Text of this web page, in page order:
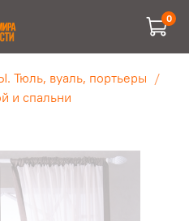
0
вуаль, портьеры
и спальни